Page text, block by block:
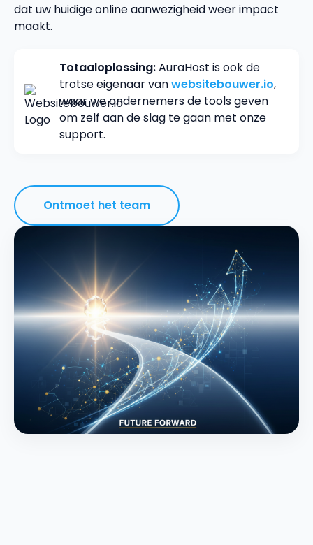
dat uw huidige online aanwezigheid weer impact
maakt.
Totaaloplossing:AuraHost is ook de
trotse eigenaar vanwebsitebouwer.io,
waar we ondernemers de tools geven
om zelf aan de slag te gaan met onze
support.
Ontmoet het team